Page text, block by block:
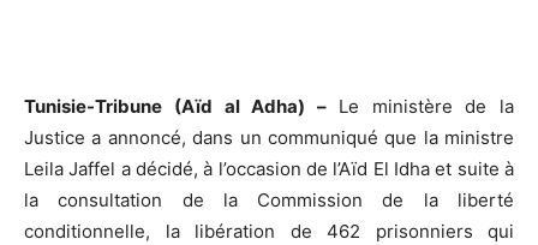
Tunisie-Tribune (Aïd al Adha) – Le ministère de la
Justice a annoncé, dans un communiqué que la ministre
Leila Jaffel a décidé, à l’occasion de l’Aïd El Idha et suite à
la consultation de la Commission de la liberté
conditionnelle, la libération de 462 prisonniers qui